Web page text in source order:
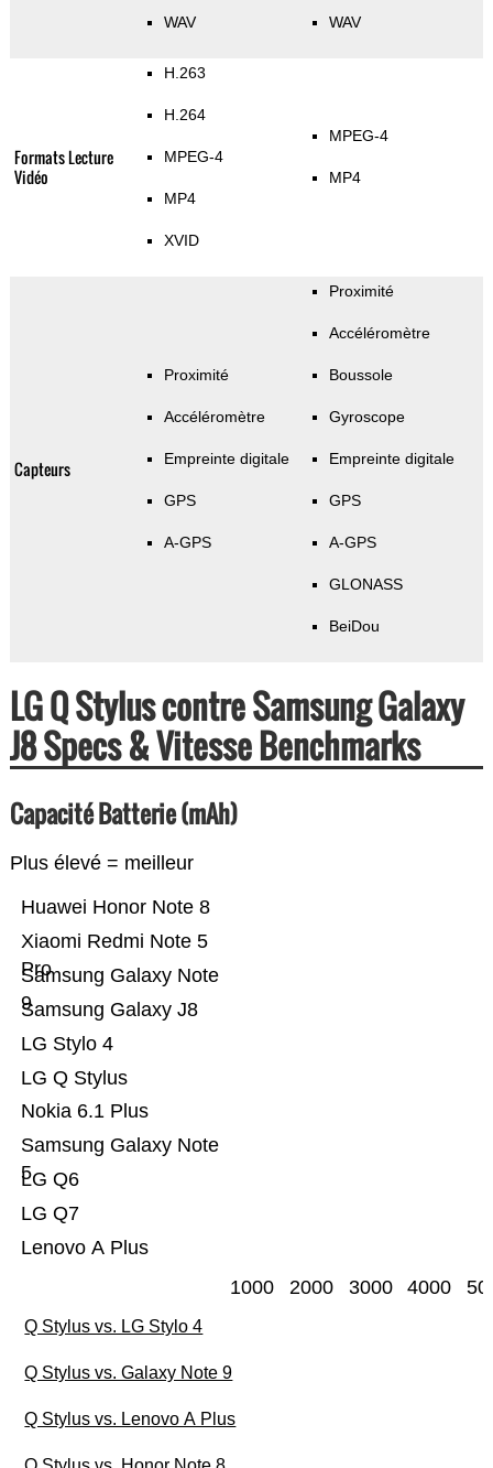
WAV WAV
Formats Lecture
Vidéo
H.263
H.264
MPEG-4
MP4
XVID
MPEG-4
MP4
Capteurs
Proximité
Accéléromètre
Empreinte digitale
GPS
A-GPS
Proximité
Accéléromètre
Boussole
Gyroscope
Empreinte digitale
GPS
A-GPS
GLONASS
BeiDou
LG Q Stylus contre Samsung Galaxy
J8 Specs & Vitesse Benchmarks
Capacité Batterie (mAh)
Plus élevé = meilleur
Lenovo A Plus
LG Q7
LG Q6
Samsung Galaxy Note
5
Nokia 6.1 Plus
LG Q Stylus
LG Stylo 4
Samsung Galaxy J8
Samsung Galaxy Note
9
Xiaomi Redmi Note 5
Pro
Huawei Honor Note 8
1000 2000 3000 4000
Q Stylus vs. LG Stylo 4
Q Stylus vs. Galaxy Note 9
Q Stylus vs. Lenovo A Plus